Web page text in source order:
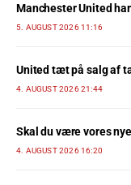
Manchester United
5. AUGUST 2026 11:16
United tæt på salg af
4. AUGUST 2026 21:44
Skal du være vores
4. AUGUST 2026 16:20